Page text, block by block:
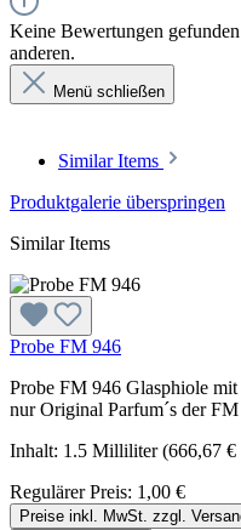
Keine Bewertungen
anderen.
Menü schließen
Similar Items
Produktgalerie überspringen
Similar Items
Probe FM 946
Probe FM 946 Glasphiole
nur Original Parfum´s der
Inhalt: 1.5 Milliliter(666,67
Regulärer Preis: 1,00 €
Preise inkl. MwSt. zzgl.